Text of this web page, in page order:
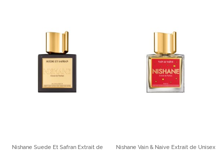
Nishane Suede Et Safran Extrait de
Nishane Vain & Naive Extrait de Unisex